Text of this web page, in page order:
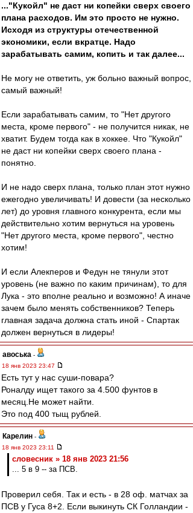
..."Кукойл" не даст ни копейки сверх своего
плана расходов. Им это просто не нужно.
Исходя из структуры отечественной
экономики, если вкратце. Надо
зарабатывать самим, копить и так далее...
Не могу не ответить, уж больно важный вопрос,
самый важный!
Если зарабатывать самим, то "Нет другого
места, кроме первого" - не получится никак, не
хватит. Будем тогда как в хоккее. Что "Кукойл"
не даст ни копейки сверх своего плана -
понятно.
И не надо сверх плана, только план этот нужно
ежегодно увеличивать! И довести (за несколько
лет) до уровня главного конкурента, если мы
действительно хотим вернуться на уровень
"Нет другого места, кроме первого", честно
хотим!
И если Алекперов и Федун не тянули этот
уровень (не важно по каким причинам), то для
Лука - это вполне реально и возможно! А иначе
зачем было менять собственников? Теперь
главная задача должна стать иной - Спартак
должен вернуться в лидеры!
авоська -
18 янв 2023 23:47
Есть тут у нас суши-повара?
Роналду ищет такого за 4.500 фунтов в
месяц.Не может найти.
Это под 400 тыщ рублей.
Карелин -
18 янв 2023 23:11
словесник » 18 янв 2023 21:56
... 5 в 9 -- за ПСВ.
Проверил себя. Так и есть - в 28 оф. матчах за
ПСВ у Гуса 8+2. Если выкинуть СК Голландии -